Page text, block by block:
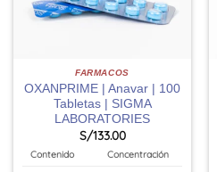
FARMACOS
OXANPRIME | Anavar | 100
Tabletas | SIGMA
LABORATORIES
S/133.00
Contenido Concentración